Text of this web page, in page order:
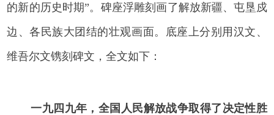
的新的历史时期”。碑座浮雕刻画了解放新疆、屯垦戍
边、各民族大团结的壮观画面。底座上分别用汉文、
维吾尔文镌刻碑文，全文如下：
一九四九年，全国人民解放战争取得了决定性胜